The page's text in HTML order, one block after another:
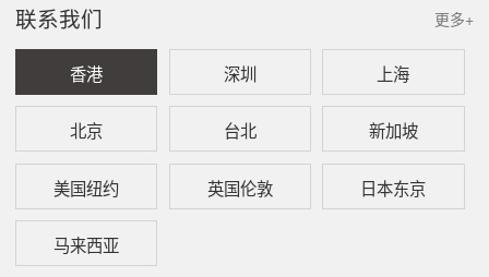
厚生年金权利的人士，日本年金机构将在
该人士满65岁前的3个月，将记载有年金参
保记录的《年金请求书（事前送付用）》
送至该人士本人。
对于虽然获得领取特别支付的老龄厚生年
金权利，但未决定年金的人士，日本年金
机构在该人士满65岁前的3个月，将记载有
年金参保记录的《年金请求书（事前送付
用）》送至该人士本人。
更多+
联系我们
香港 深圳 上海
北京 台北 新加坡
美国纽约 英国伦敦 日本东京
马来西亚